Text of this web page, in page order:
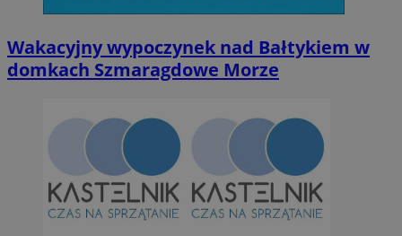
Wakacyjny wypoczynek nad Bałtykiem w
domkach Szmaragdowe Morze